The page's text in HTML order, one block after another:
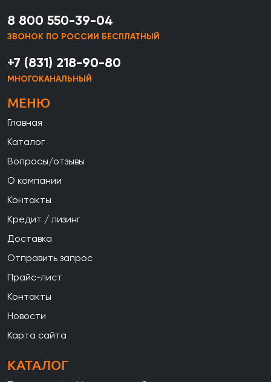
8 800 550-39-04
ЗВОНОК ПО РОССИИ БЕСПЛАТНЫЙ
+7 (831) 218-90-80
МНОГОКАНАЛЬНЫЙ
МЕНЮ
Главная
Каталог
Вопросы/отзывы
О компании
Контакты
Кредит / лизинг
Доставка
Отправить запрос
Прайс-лист
Контакты
Новости
Карта сайта
КАТАЛОГ